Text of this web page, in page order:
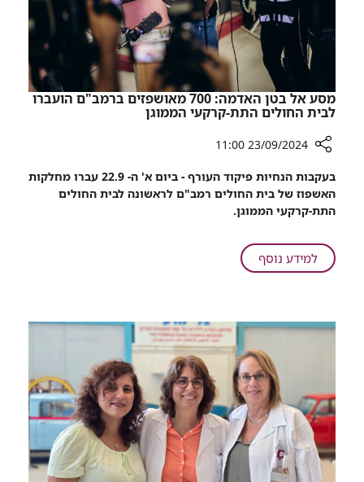
מסע אל בטן האדמה: 700 מאושפזים ברמב"ם הועברו
לבית החולים התת-קרקעי הממוגן
שיתוף
מסע
אל
האדמה:
700
הועברו
התת-קרקעי
23/09/2024 11:00
בעקבות הנחיות פיקוד העורף - ביום א' ה- 22.9 עברו מחלקות
האשפוז של בית החולים רמב"ם לראשונה לבית החולים
התת-קרקעי הממוגן.
למידע נוסףעל
מסע
האדמה:
700
מאושפזים
ברמב"ם
הועברו
לבית
החולים
התת-קרקעי
הממוגן